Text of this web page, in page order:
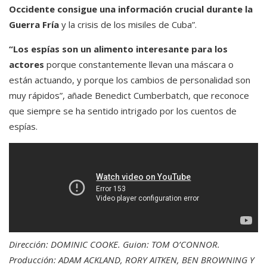
Occidente consigue una información crucial durante la
Guerra Fría y la crisis de los misiles de Cuba”.
“Los espías son un alimento interesante para los
actores porque constantemente llevan una máscara o
están actuando, y porque los cambios de personalidad son
muy rápidos”, añade Benedict Cumberbatch, que reconoce
que siempre se ha sentido intrigado por los cuentos de
espías.
Dirección: DOMINIC COOKE. Guion: TOM O’CONNOR.
Producción: ADAM ACKLAND, RORY AITKEN, BEN BROWNING Y